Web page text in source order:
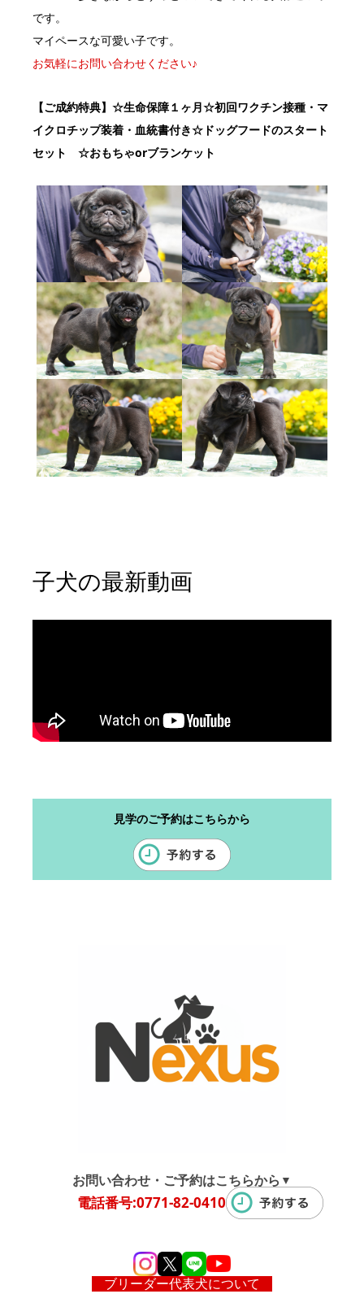
です。
マイペースな可愛い子です。
お気軽にお問い合わせください♪
【ご成約特典】 ☆生命保障１ヶ月☆初回ワクチン接種・マ
イクロチップ装着・血統書付き☆ドッグフードのスタート
セット ☆おもちゃorブランケット
子犬の最新動画
見学のご予約はこちらから
お問い合わせ・ご予約はこちらから ▼
電話番号:0771-82-0410
ブリーダー代表犬について